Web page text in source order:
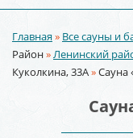
Вы здесь
Главная» Все сауны и
Район» Ленинский
Куколкина, 33А»Сауна